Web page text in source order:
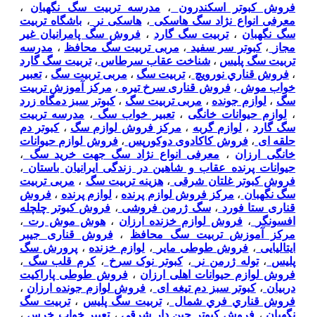
فروش کبوتر اسکندرون ، مدرسه تربیت سگ نگهبان ،
معرفی انواع نژاد سگ هاسکی ، هاسکی نر ، باشگاه تربیت
سگ نگهبان ،تربیت سگ گارد ،فروش سگ پامرانیان غیر
مجاز
،کبوتر سر سفید ، مربی تربیت سگ محافظ ، مدرسه
تربیت سگ پلیس ،شناخت عقاب سرطاس ،تربیت سگ گارد
،فروش قناري نورويچ ،تربیت سگ ، مربی تربیت سگ ،تعبیر
خواب موش ،فروش قناری سرخ تیره ، مرکز آموزش تربیت
سگ ، لوازم جونده ، مربی تربیت سگ ،کبوتر سبز دمگاه زرد
، لوازم حیوانات خانگی ،تعبیر خواب سگ ، مدرسه تربیت
سگ گارد ، لوازم گربه ، مرکز فروش لوازم سگ ،کبوتر دم
حلقه ای ،فروش کاکادوی دوکورپس ،فروش لوازم حیوانات
خانگی ارزان ، معرفی انواع نژاد سگ جهت خرید سگ
،
حیوانات پرنده عقاب و شاهین در زندگی ایرانیان باستان ،
فروش کبوتر غلتان شرقی ، هزینه تربیت سگ ، مربی تربیت
سگ نگهبان ، مرکز فروش لوازم پرنده ، لوازم پرنده ، فروش
قناری ستا فورد ،سگ ژرمن فروشی ، فروش کبوتر چلچله
افسونگر
، فروش لوازم خزنده ارزان ، هوش موش رت ،
مرکز آموزش تربیت سگ محافظ ،فروش قناری جیبر
ایتالیایی ، فروش طوطی مایر ، لوازم خزنده ،پرورش سگ
پلیس ،توله ژرمن نر ،کبوتر نوک سرخ ،کرم قلب سگ ،
فروش لوازم حیوانات اهلی ارزان ، فروش طوطی پاراکیت
دربیان ،کبوتر سبز دم تیغه ای ، فروش لوازم جونده ارزان ،
فروش قناري فري شمال ،تربیت سگ پلیس ،تربیت سگ
نگهبان ، فروش کبوتر چین دار شرقی ،تعبیر خواب خرس ،